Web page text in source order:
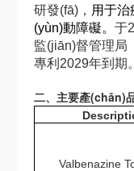
研發(fā)， 用于治
(yùn)動障礙。于
監(jiān)督管理局
專利2029年到期。
二、主要產(chǎn)
Valbenazine